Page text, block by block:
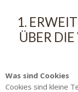
1.
ÜBER
Was sind Cookies
Cookies sind kleine